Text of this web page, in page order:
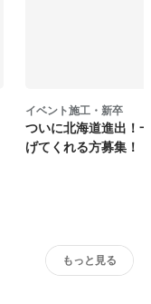
イベント施工・新卒
ついに北海道進出！
げてくれる方募集！
もっと見る